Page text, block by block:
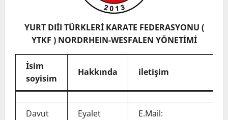
YURT DIİI TÜRKLERİ KARATE FEDERASYONU (
YTKF ) NORDRHEIN-WESFALEN YÖNETİMİ
İsim
soyisim
Hakkında iletişim
Davut
Eyalet
E.Mail: